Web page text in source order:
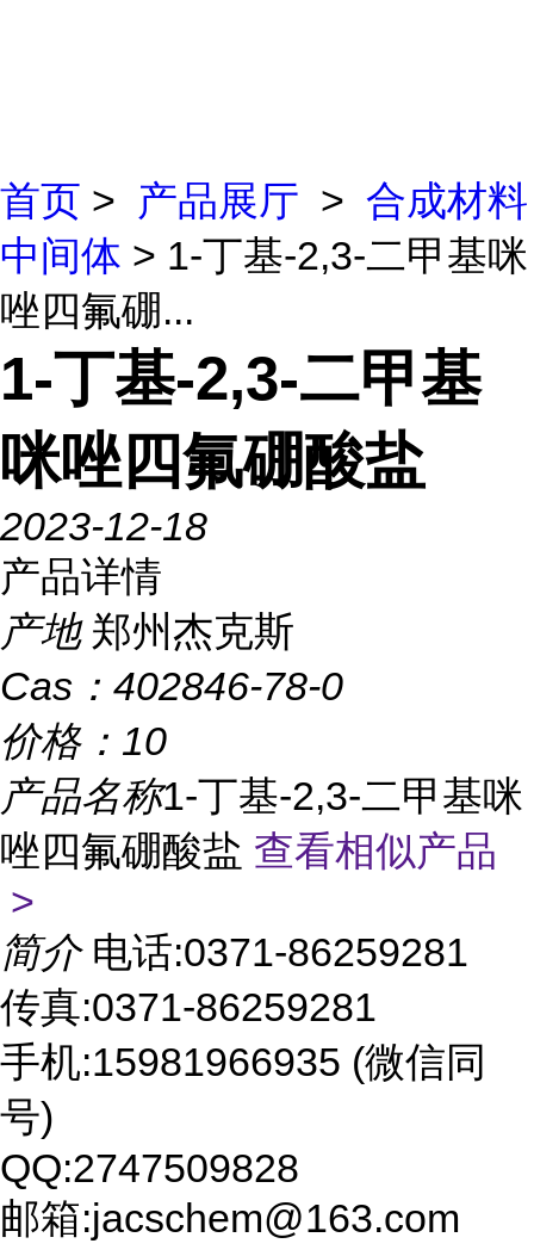
首页 > 产品展厅 > 合成材料
中间体 > 1-丁基-2,3-二甲基咪
唑四氟硼...
1-丁基-2,3-二甲基
咪唑四氟硼酸盐
2023-12-18
产品详情
产地 郑州杰克斯
Cas： 402846-78-0
价格： 10
产品名称1-丁基-2,3-二甲基咪
唑四氟硼酸盐 查看相似产品
>
简介 电话:0371-86259281
传真:0371-86259281
手机:15981966935 (微信同
号)
QQ:2747509828
邮箱:jacschem@163.com